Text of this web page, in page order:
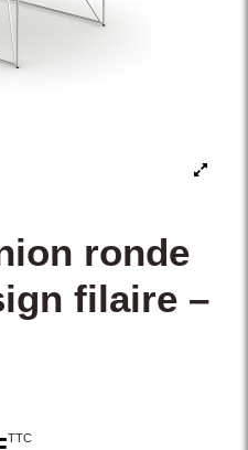
ronde
filaire –
TTC